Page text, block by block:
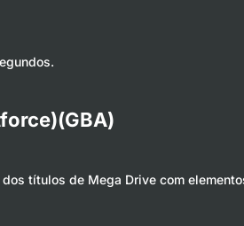
títulos de Mega Drive com